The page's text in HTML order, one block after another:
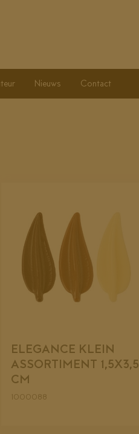
Nieuws Contact
ELEGANCE KLEIN
ASSORTIMENT 1,5X3,5
CM
1000088